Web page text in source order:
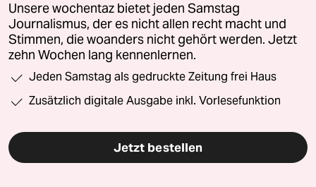
Unsere wochentaz bietet jeden Samstag
Journalismus, der es nicht allen recht macht und
Stimmen, die woanders nicht gehört werden. Jetzt
zehn Wochen lang kennenlernen.
Jeden Samstag als gedruckte Zeitung frei Haus
Zusätzlich digitale Ausgabe inkl. Vorlesefunktion
Jetzt bestellen